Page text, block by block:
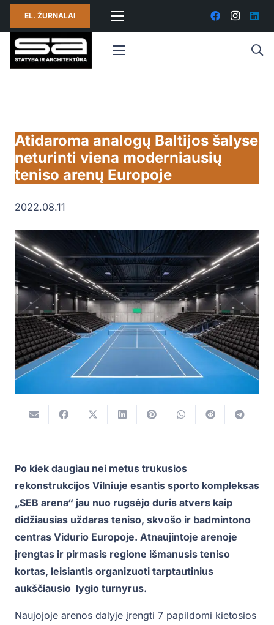
EL. ŽURNALAI
Atidaroma analogų Baltijos šalyse
neturinti viena moderniausių
teniso arenų Europoje
2022.08.11
Po kiek daugiau nei metus trukusios
rekonstrukcijos Vilniuje esantis sporto kompleksas
„SEB arena“ jau nuo rugsėjo duris atvers kaip
didžiausias uždaras teniso, skvošo ir badmintono
centras Vidurio Europoje. Atnaujintoje arenoje
įrengtas ir pirmasis regione išmanusis teniso
kortas, leisiantis organizuoti tarptautinius
aukščiausio lygio turnyrus.
Naujojoje arenos dalyje įrengti 7 papildomi kietosios